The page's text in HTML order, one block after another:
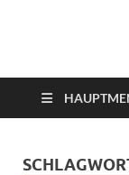
das